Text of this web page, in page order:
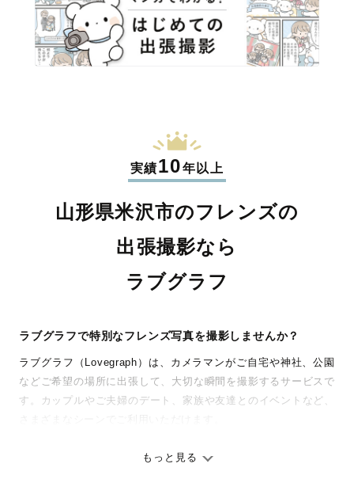
実績10年以上
山形県米沢市のフレンズの
出張撮影なら
ラブグラフ
ラブグラフで特別なフレンズ写真を撮影しませんか？
ラブグラフ（Lovegraph）は、カメラマンがご自宅や神社、公園
などご希望の場所に出張して、大切な瞬間を撮影するサービスで
す。カップルやご夫婦のデート、家族や友達とのイベントなど、
ありのままの空気感を大切に、何十年経っても見返したくなるよ
もっと見る